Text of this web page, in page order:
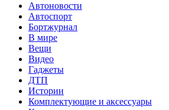
Автоновости
Автоспорт
Бортжурнал
В мире
Вещи
Видео
Гаджеты
ДТП
Истории
Комплектующие и аксессуары